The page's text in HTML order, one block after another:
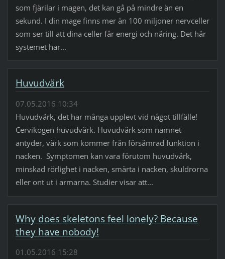
som fjärilar i magen, det kan gå på mindre än en
sekund. I din mage finns mer än 100 miljoner nervceller
som ser till att dina celler får energi och näring. Det här
systemet har...
Huvudvärk
07.05.2016 10:34
Huvudvärk, det har många upplevt vid något tillfälle!
Cervikogen huvudvärk. Huvudvärk som namnet
antyder, värk som kommer från försämrad funktion i
nacken. Symptomen kan vara förutom huvudvärk,
minskad rörlighet i nacken, smärta i nacken, skuldrorna
eller ont ut i armarna. Studier visar att...
Why does skeletons feel lonely? Because
they have nobody!
01.05.2016 15:28